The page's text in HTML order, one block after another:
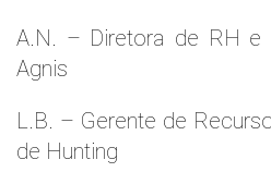
A.N. – Diretora de RH e
Agnis
L.B. – Gerente de
de Hunting